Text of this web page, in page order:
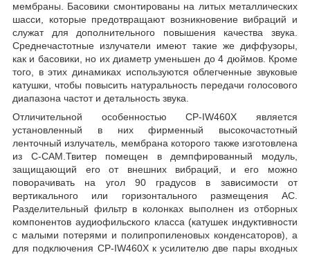
мембраны. Басовики смонтированы на литых металлических
шасси, которые предотвращают возникновение вибраций и
служат для дополнительного повышения качества звука.
Среднечастотные излучатели имеют такие же диффузоры,
как и басовики, но их диаметр уменьшен до 4 дюймов. Кроме
того, в этих динамиках используются облегченные звуковые
катушки, чтобы повысить натуральность передачи голосового
диапазона частот и детальность звука.
Отличительной особенностью CP-IW460X является
установленный в них фирменный высокочастотный
ленточный излучатель, мембрана которого также изготовлена
из C-CAM.Твитер помещен в демпфированный модуль,
защищающий его от внешних вибраций, и его можно
поворачивать на угол 90 градусов в зависимости от
вертикального или горизонтального размещения АС.
Разделительный фильтр в колонках выполнен из отборных
компонентов аудиофильского класса (катушек индуктивности
с малыми потерями и полипропиленовых конденсаторов), а
для подключения CP-IW460X к усилителю две пары входных